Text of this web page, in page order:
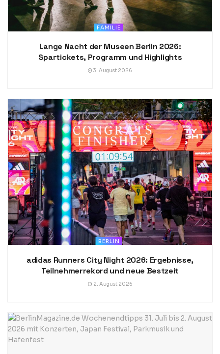
FAMILIE
Lange Nacht der Museen Berlin 2026:
Spartickets, Programm und Highlights
3. August 2026
BERLIN
adidas Runners City Night 2026: Ergebnisse,
Teilnehmerrekord und neue Bestzeit
2. August 2026